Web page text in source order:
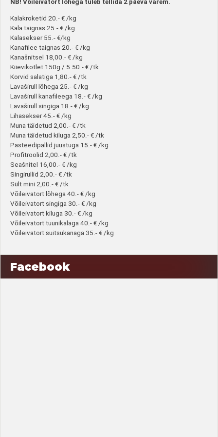
NB! Võileivatort lõhega tuleb tellida 2 päeva varem.
Kalakroketid 20.- € /kg
Kala taignas 25.- € /kg
Kalasekser 55.- €/kg
Kanafilee taignas 20.- € /kg
Kanašnitsel 18,00.- € /kg
Kiievikotlet 150g / 5.50.- € /tk
Korvid salatiga 1,80.- € /tk
Lavaširull lõhega 25.- € /kg
Lavaširull kanafileega 18.- € /kg
Lavaširull singiga 18.- € /kg
Lihasekser 45.- € /kg
Muna täidetud 2,00.- € /tk
Muna täidetud kiluga 2,50.- € /tk
Pasteedipallid juustuga 15.- € /kg
Profitroolid 2,00.- € /tk
Seašnitel 16,00.- € /kg
Singirullid 2,00.- € /tk
Sült mini 2,00.- € /tk
Võileivatort lõhega 40.- € /kg
Võileivatort singiga 30.- € /kg
Võileivatort kiluga 30.- € /kg
Võileivatort tuunikalaga 40.- € /kg
Võileivatort suitsukanaga 35.- € /kg
Facebook